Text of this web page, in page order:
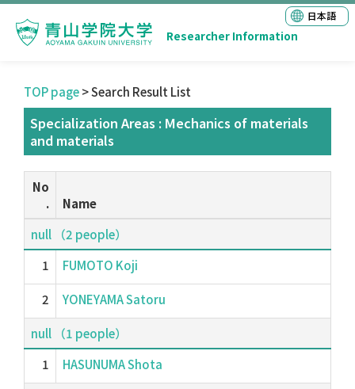
Researcher Information
日本語
TOP page> Search Result List
Specialization Areas : Mechanics of materials
and materials
No
.
Name
null （2 people）
1
FUMOTO Koji
2 YONEYAMA Satoru
null （1 people）
1
HASUNUMA Shota